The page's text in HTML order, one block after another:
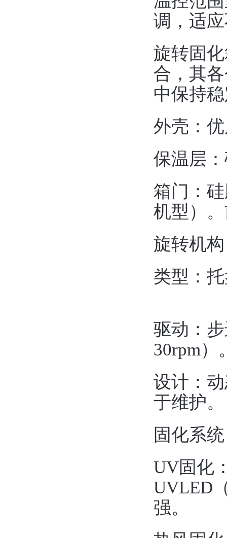
调，适
旋转固
合，其
中保持
外壳：
保温层
箱门：
机型）
旋转机
类型：
驱动：
30rpm
设计：
于维护
固化系
UV固化
UVLED
强。